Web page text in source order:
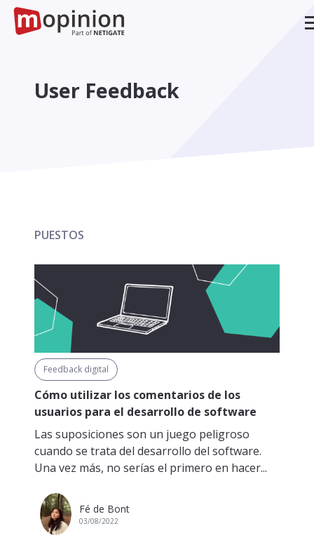
User Feedback
PUESTOS
Feedback digital
Cómo utilizar los comentarios de los
usuarios para el desarrollo de software
Las suposiciones son un juego peligroso
cuando se trata del desarrollo del software.
Una vez más, no serías el primero en hacer...
Fé de Bont
03/08/2022